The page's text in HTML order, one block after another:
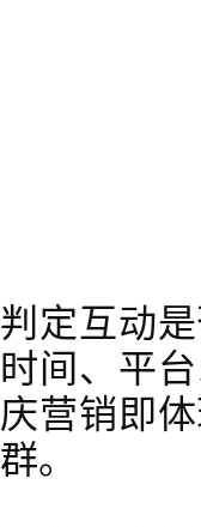
判定互动
时间、平
庆营销即
群。